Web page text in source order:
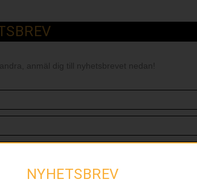
anmäl dig till nyhetsbrevet nedan!
NYHETSBREV